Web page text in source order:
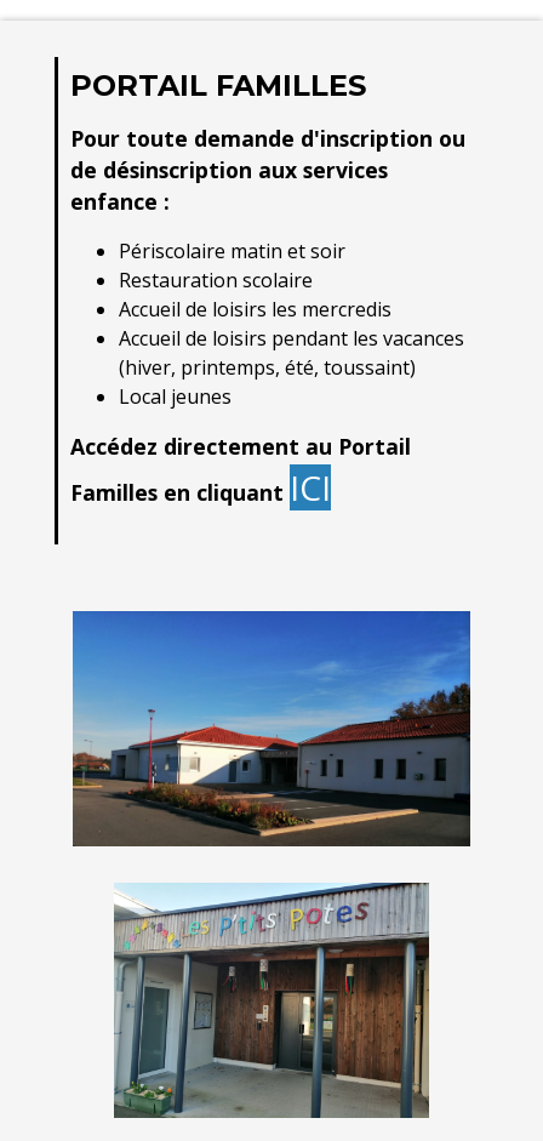
PORTAIL FAMILLES
Pour toute demande d'inscription ou
de désinscription aux services
enfance :
Périscolaire matin et soir
Restauration scolaire
Accueil de loisirs les mercredis
Accueil de loisirs pendant les vacances
(hiver, printemps, été, toussaint)
Local jeunes
Accédez directement au Portail
Familles en cliquant ICI